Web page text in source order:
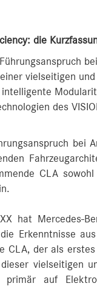
die
vielseitigen
des
bei
CLA
hat Mercedes-
Erkenntnisse
der als
vielseitigen
primär auf